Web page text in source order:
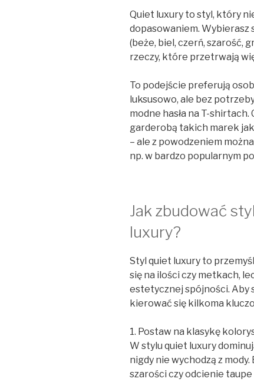
Quiet luxury to styl, który
dopasowaniem.
(beże, biel, czerń, szarość,
rzeczy, które przetrwają
To podejście preferują
luksusowo, ale bez
modne hasła na T-
garderobą takich marek
– ale z powodzeniem
np. w bardzo popularnym
Jak zbudować
luxury?
Styl quiet luxury to
się na ilości czy metkach,
estetycznej spójności. Aby
kierować się kilkoma
1. Postaw na klasykę
W stylu quiet luxury
nigdy nie wychodzą z
szarości czy odcienie